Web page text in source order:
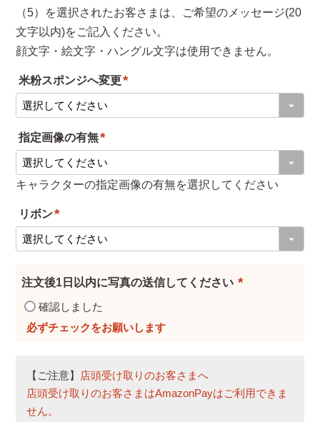
（5）を選択されたお客さまは、ご希望のメッセージ(20
文字以内)をご記入ください。
顔文字・絵文字・ハングル文字は使用できません。
米粉スポンジへ変更
必
指定画像の有無
必
キャラクターの指定画像の有無を選択してください
リボン
(
必
注文後1日以内に写真の送信してください
確認しました
【ご注意】 店頭受け取りのお客さまへ
店頭受け取りのお客さまはAmazonPayはご利用できま
せん。